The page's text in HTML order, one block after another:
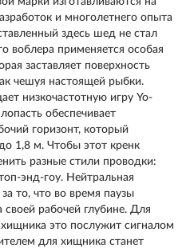
и многолетнего опыта
здесь шед не стал
воблера применяется особая
заставляет поверхность
чешуя настоящей рыбки.
низкочастотную игру Yo-
обеспечивает
горизонт, который
1,8 м. Чтобы этот кренк
разные стили проводки:
энд-гоу. Нейтральная
то, что во время паузы
своей рабочей глубине. Для
это послужит сигналом
для хищника станет